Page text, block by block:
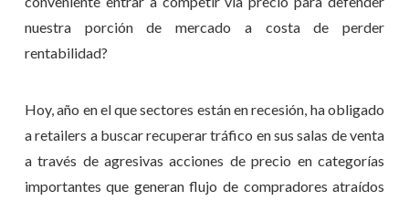
nuestra porción de mercado a costa de perder
rentabilidad?
Hoy, año en el que sectores están en recesión, ha obligado
a retailers a buscar recuperar tráfico en sus salas de venta
a través de agresivas acciones de precio en categorías
importantes que generan flujo de compradores atraídos